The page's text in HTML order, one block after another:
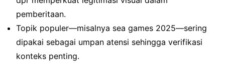
pemberitaan.
Topik populer—misalnya sea games 2025—sering
dipakai sebagai umpan atensi sehingga verifikasi
konteks penting.